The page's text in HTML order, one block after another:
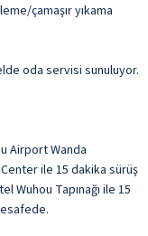
çamaşır yıkama
oda servisi sunuluyor.
Airport Wanda
ile 15 dakika sürüş
Wuhou Tapınağı ile 15